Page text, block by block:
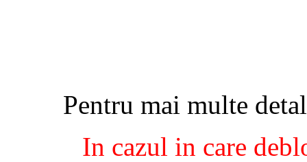
Pentru mai multe
In cazul in care